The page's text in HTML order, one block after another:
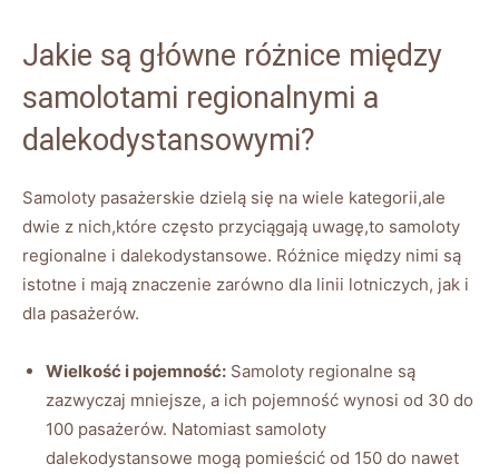
Jakie są główne różnice między
samolotami regionalnymi a
dalekodystansowymi?
Samoloty pasażerskie dzielą się na wiele kategorii,ale
dwie z nich,które często przyciągają uwagę,to samoloty
regionalne i dalekodystansowe. Różnice między nimi są
istotne i mają znaczenie zarówno dla linii lotniczych, jak i
dla pasażerów.
Wielkość i pojemność: Samoloty regionalne są
zazwyczaj mniejsze, a ich pojemność wynosi od 30 do
100 pasażerów. Natomiast samoloty
dalekodystansowe mogą pomieścić od 150 do nawet